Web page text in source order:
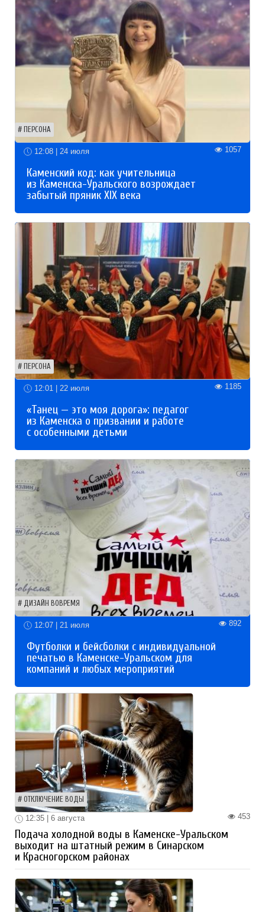
ПЕРСОНА
12:08 | 24 июля 1057
Каменский код: как учительница
из Каменска-Уральского возрождает
забытый пряник XIX века
ПЕРСОНА
12:01 | 22 июля 1185
«Танец — это моя дорога»: педагог
из Каменска о призвании и работе
с особенными детьми
ДИЗАЙН ВОВРЕМЯ
12:07 | 21 июля 892
Футболки и бейсболки с индивидуальной
печатью в Каменске-Уральском для
компаний и любых мероприятий
ОТКЛЮЧЕНИЕ ВОДЫ
453
12:35 | 6 августа
Подача холодной воды в Каменске-Уральском
выходит на штатный режим в Синарском
и Красногорском районах